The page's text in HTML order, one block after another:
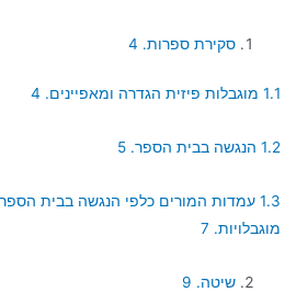
סקירת ספרות. 4
1.1 מוגבלות פיזית הגדרה ומאפיינים. 4
1.2 הנגשה בבית הספר. 5
1.3 עמדות המורים כלפי הנגשה בבית
מוגבלויות. 7
שיטה. 9